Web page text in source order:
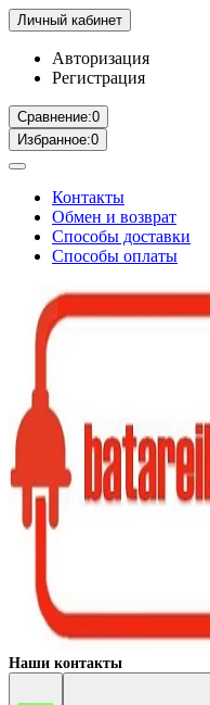
Личный кабинет
Авторизация
Регистрация
Сравнение:0
Избранное:0
Контакты
Обмен и возврат
Способы доставки
Способы оплаты
Наши контакты